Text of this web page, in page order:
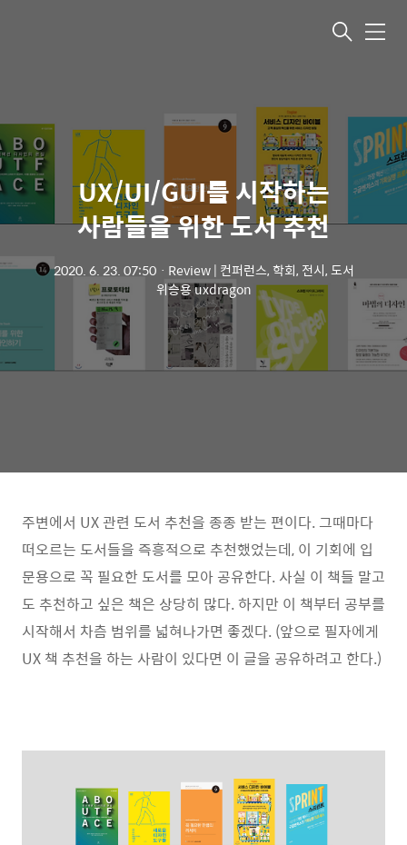
메뉴
UX/UI/GUI를 시작하는
사람들을 위한 도서 추천
2020. 6. 23. 07:50ㆍ Review | 컨퍼런스, 학회, 전시, 도서
위승용 uxdragon
주변에서 UX 관련 도서 추천을 종종 받는 편이다. 그때마다
떠오르는 도서들을 즉흥적으로 추천했었는데, 이 기회에 입
문용으로 꼭 필요한 도서를 모아 공유한다. 사실 이 책들 말고
도 추천하고 싶은 책은 상당히 많다. 하지만 이 책부터 공부를
시작해서 차츰 범위를 넓혀나가면 좋겠다. (앞으로 필자에게
UX 책 추천을 하는 사람이 있다면 이 글을 공유하려고 한다.)